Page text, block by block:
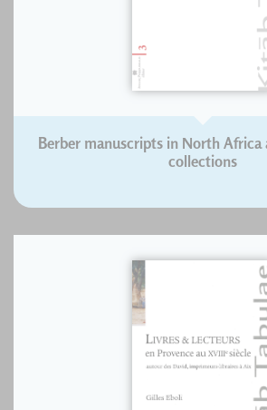
Berber manuscripts in North Africa
collections